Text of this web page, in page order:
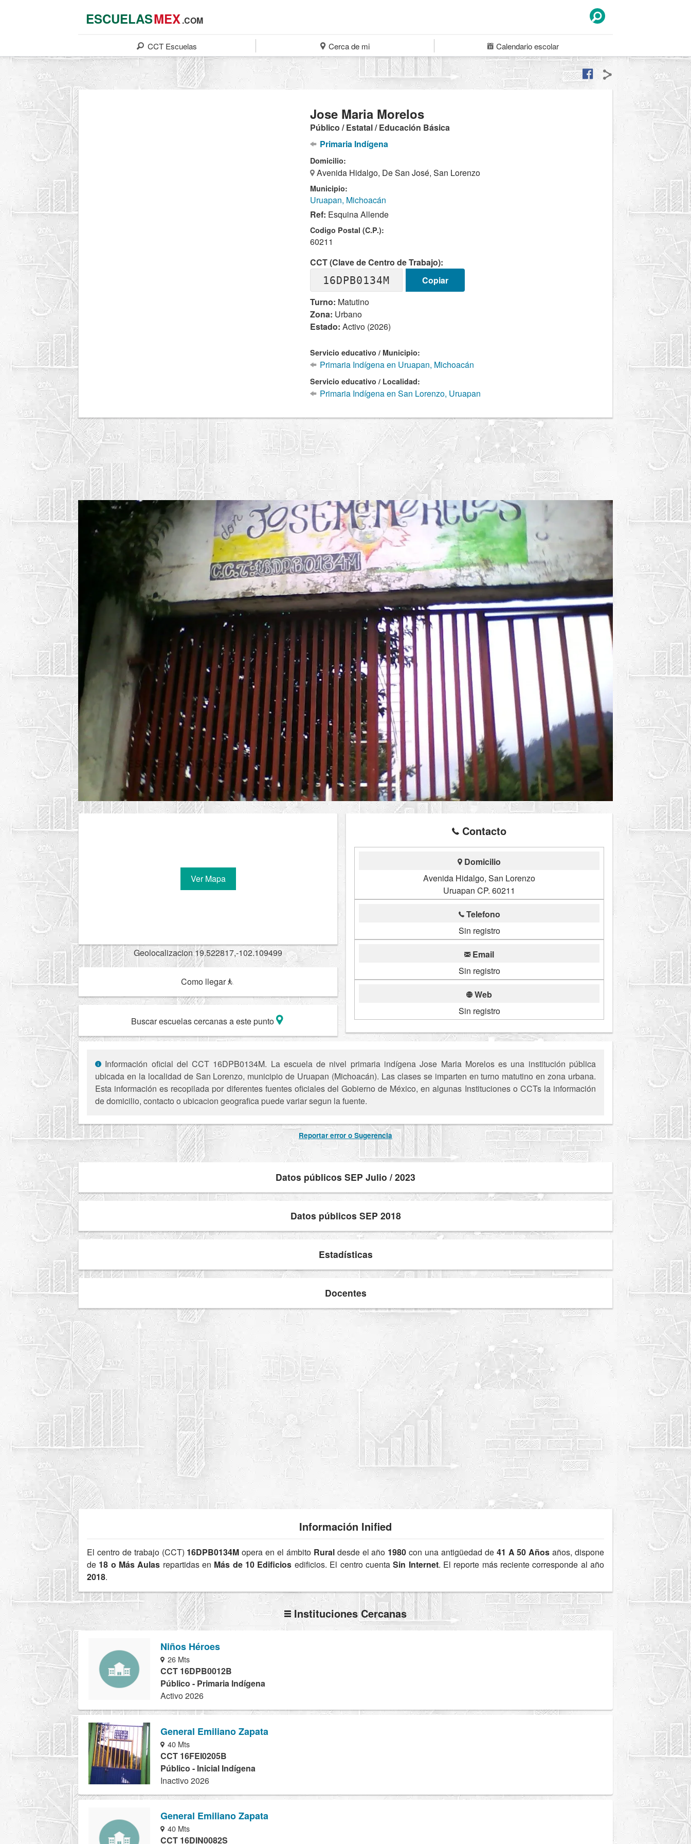
ESCUELASMEX.COM
CCT Escuelas Cerca de mi Calendarioescolar
Jose Maria Morelos
Público / Estatal / Educación Básica
Primaria Indígena
Domicilio:
Avenida Hidalgo, De San José, San Lorenzo
Municipio:
Uruapan, Michoacán
Ref: Esquina Allende
Codigo Postal (C.P.):
60211
CCT (Clave de Centro de Trabajo):
16DPB0134M
Copiar
Turno: Matutino
Zona: Urbano
Estado: Activo (2026)
Servicio educativo / Municipio:
Primaria Indígena en Uruapan, Michoacán
Servicio educativo / Localidad:
Primaria Indígena en San Lorenzo, Uruapan
Ver Mapa
Geolocalizacion 19.522817,-102.109499
Como llegar
Buscar escuelas cercanas a este punto
Contacto
Domicilio
Avenida Hidalgo, San Lorenzo
Uruapan CP. 60211
Telefono
Sin registro
Email
Sin registro
Web
Sin registro
Información oficial del CCT 16DPB0134M. La escuela de nivel primaria indígena Jose Maria Morelos es una institución pública
ubicada en la localidad de San Lorenzo, municipio de Uruapan (Michoacán). Las clases se imparten en turno matutino en zona urbana.
Esta información es recopilada por diferentes fuentes oficiales del Gobierno de México, en algunas Instituciones o CCTs la información
de domicilio, contacto o ubicacion geografica puede variar segun la fuente.
Reportar error o Sugerencia
Datos públicos SEP Julio / 2023
Datos públicos SEP 2018
Estadísticas
Docentes
Información Inified
El centro de trabajo (CCT) 16DPB0134M opera en el ámbito Ruraldesde el año 1980 con una antigüedad de 41 A 50 Años años, dispone
de 18 o Más Aulas repartidas en Más de 10 Edificios edificios. El centro cuentaSin Internet. El reporte más reciente corresponde al año
2018.
Instituciones Cercanas
Niños Héroes
26 Mts
CCT 16DPB0012B
Público - Primaria Indígena
Activo 2026
General Emiliano Zapata
40 Mts
CCT 16FEI0205B
Público - Inicial Indígena
Inactivo 2026
General Emiliano Zapata
40 Mts
CCT 16DIN0082S